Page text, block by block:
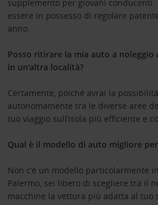
supplemento per giovani conducenti.
essere in possesso di regolare
anno.
Posso ritirare la mia auto a noleggio
in un’altra località?
Certamente, poiché avrai la
autonomamente tra le diverse aree
tuo viaggio sull’isola più efficiente e
Qual è il modello di auto migliore
Non c’è un modello particolarmente
Palermo, sei libero di scegliere tra il
macchine la vettura più adatta al tuo